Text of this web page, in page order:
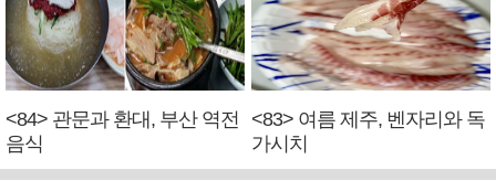
<84> 관문과 환대, 부산 역전
음식
<83> 여름 제주, 벤자리와 독
가시치